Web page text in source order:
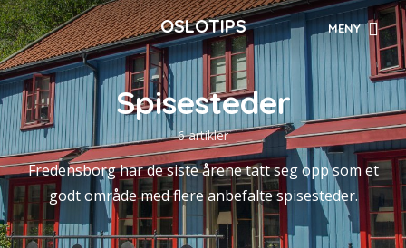
OSLOTIPS MENY
Spisesteder
6 artikler
Fredensborg har de siste årene tatt seg opp som et
godt område med flere anbefalte spisesteder.